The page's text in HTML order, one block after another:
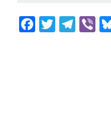
FacebookTwitter Telegram